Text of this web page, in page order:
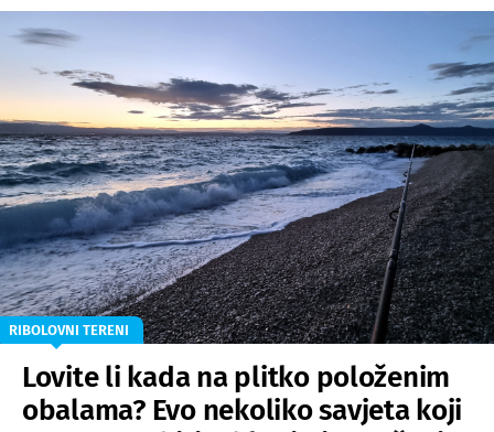
RIBOLOVNI TERENI
Lovite li kada na plitko položenim
obalama? Evo nekoliko savjeta koji